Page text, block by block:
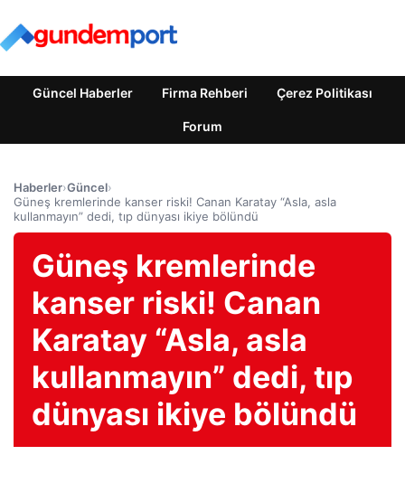
Güncel Haberler Firma Rehberi Çerez Politikası
Forum
Haberler›Güncel›
Güneş kremlerinde kanser riski! Canan Karatay “Asla, asla
kullanmayın” dedi, tıp dünyası ikiye bölündü
Güneş kremlerinde
kanser riski! Canan
Karatay “Asla, asla
kullanmayın” dedi, tıp
dünyası ikiye bölündü